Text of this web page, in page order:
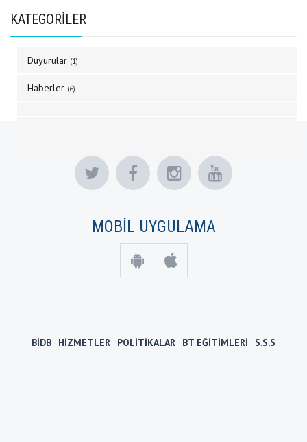
KATEGORİLER
Duyurular (1)
Haberler (6)
MOBİL UYGULAMA
BİDB HİZMETLER POLİTİKALAR BT EĞİTİMLERİ S.S.S